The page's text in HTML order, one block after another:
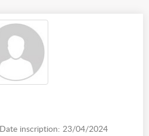
Date inscription: 23/04/2024